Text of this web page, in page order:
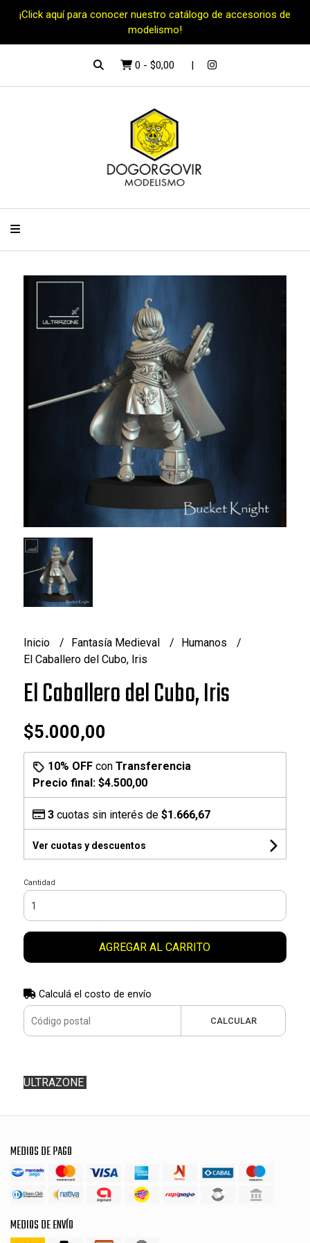
¡Click aquí para conocer nuestro catálogo de accesorios de
modelismo!
0 - $0,00
Inicio Fantasía Medieval
Humanos
El Caballero del Cubo, Iris
El Caballero del Cubo, Iris
$5.000,00
10% OFFcon Transferencia
Precio final: $4.500,00
3cuotas sin interés de $1.666,67
Ver cuotas y descuentos
Cantidad
AGREGAR AL CARRITO
Calculá el costo de envío
CALCULAR
ULTRAZONE
MEDIOS DE PAGO
MEDIOS DE ENVÍO